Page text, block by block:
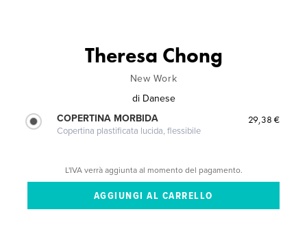
Theresa Chong
New Work
di Danese
COPERTINA MORBIDA
Copertina plastificata lucida, flessibile
29,38 €
L'IVA verrà aggiunta al momento del pagamento.